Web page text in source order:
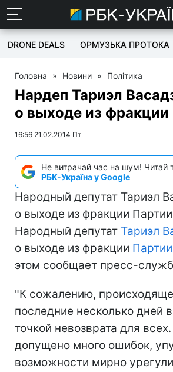
DRONE DEALS ОРМУЗЬКА ПРОТОКА
Головна » Новини » Політика
Нардеп Тариэл
о выходе из
16:56 21.02.2014 Пт
Не витрачай час на шум! Читай
РБК-Україна у Google
Народный депутат Тариэл
о выходе из фракции
Народный депутат Тариэл
о выходе из фракции
этом сообщает пресс-
"К сожалению,
последние несколько дней в
точкой невозврата для
допущено много ошибок,
возможности мирно